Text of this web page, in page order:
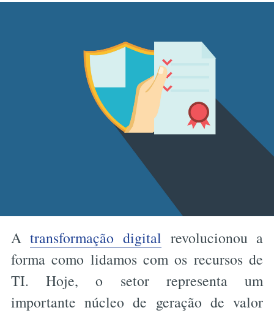
Atransformação digital revolucionou a
forma como lidamos com os recursos de
TI. Hoje, o setor representa um
importante núcleo de geração de valor